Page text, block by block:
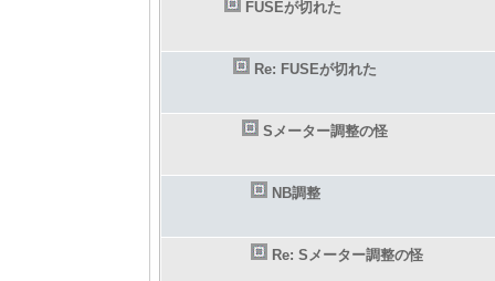
FUSEが切れた
Re: FUSEが切れた
Sメーター調整の怪
NB調整
Re: Sメーター調整の怪